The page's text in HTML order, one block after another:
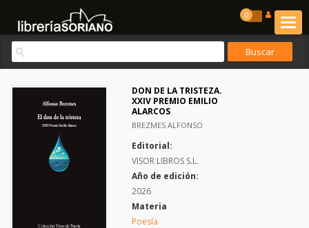
0
DON DE LA TRISTEZA.
XXIV PREMIO EMILIO
ALARCOS
BREZMES ALFONSO
Editorial:
VISOR LIBROS S.L.
Año de edición:
2026
Materia
Poesía